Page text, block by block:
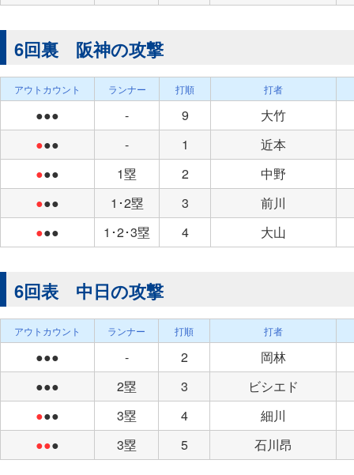
6回裏 阪神の攻撃
アウトカウント ランナー 打順 打者
●●● - 9
大竹
●●● - 1
近本
●●● 1塁 2
中野
●●● 1･2塁 3
前川
●●● 1･2･3塁 4 大山
6回表 中日の攻撃
アウトカウント ランナー 打順 打者
●●● - 2
岡林
●●●
2塁 3
ビシエド
●●● 3塁 4
細川
●●● 3塁 5 石川昂